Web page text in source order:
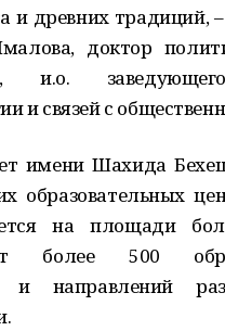
и древних традиций,
доктор
и.о.
и связей с
имени Шахида
образовательных
на площади
более 500
и направлений